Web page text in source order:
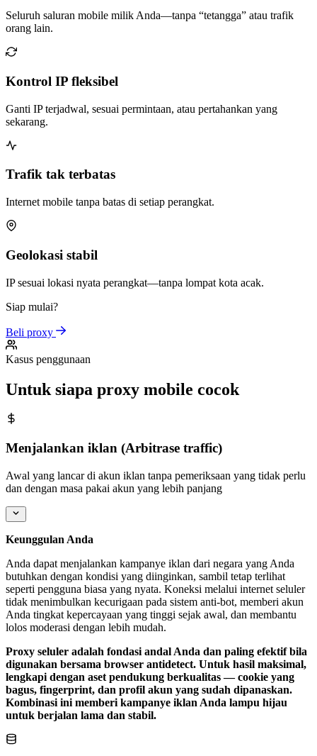
Seluruh saluran mobile milik Anda—tanpa “tetangga” atau trafik
orang lain.
Kontrol IP fleksibel
Ganti IP terjadwal, sesuai permintaan, atau pertahankan yang
sekarang.
Trafik tak terbatas
Internet mobile tanpa batas di setiap perangkat.
Geolokasi stabil
IP sesuai lokasi nyata perangkat—tanpa lompat kota acak.
Siap mulai?
Beli proxy
Kasus penggunaan
Untuk siapa proxy mobile cocok
Menjalankan iklan (Arbitrase traffic)
Awal yang lancar di akun iklan tanpa pemeriksaan yang tidak perlu
dan dengan masa pakai akun yang lebih panjang
Keunggulan Anda
Anda dapat menjalankan kampanye iklan dari negara yang Anda
butuhkan dengan kondisi yang diinginkan, sambil tetap terlihat
seperti pengguna biasa yang nyata. Koneksi melalui internet seluler
tidak menimbulkan kecurigaan pada sistem anti-bot, memberi akun
Anda tingkat kepercayaan yang tinggi sejak awal, dan membantu
lolos moderasi dengan lebih mudah.
Proxy seluler adalah fondasi andal Anda dan paling efektif bila
digunakan bersama browser antidetect. Untuk hasil maksimal,
lengkapi dengan aset pendukung berkualitas — cookie yang
bagus, fingerprint, dan profil akun yang sudah dipanaskan.
Kombinasi ini memberi kampanye iklan Anda lampu hijau
untuk berjalan lama dan stabil.